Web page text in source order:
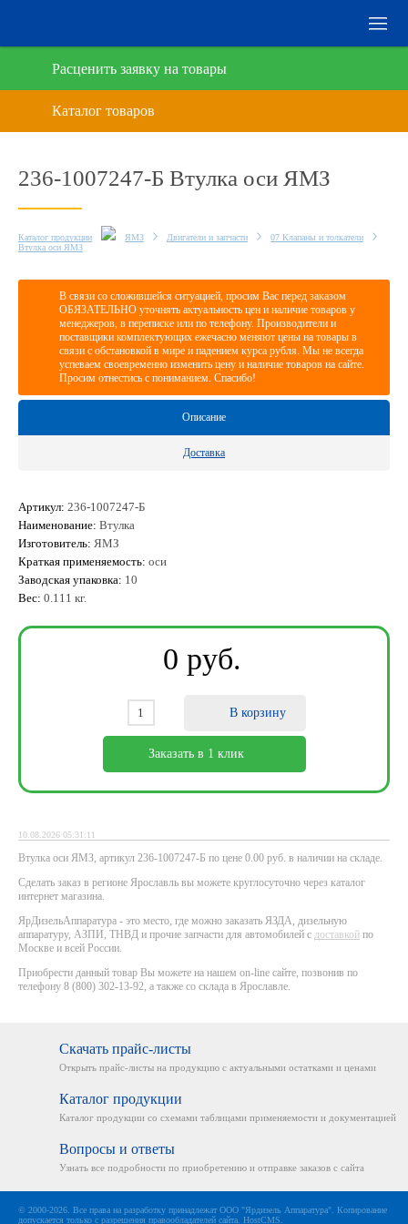
Расценить заявку на товары
236-1007247-Б Втулка оси ЯМЗ
Каталог продукции ЯМЗ Двигатели и запчасти
07 Клапаны и толкатели
Втулка оси ЯМЗ
В связи со сложившейся ситуацией, просим Вас перед заказом
ОБЯЗАТЕЛЬНО уточнять актуальность цен и наличие товаров у
менеджеров, в переписке или по телефону. Производители и
поставщики комплектующих ежечасно меняют цены на товары в
связи с обстановкой в мире и падением курса рубля. Мы не всегда
успеваем своевременно изменить цену и наличие товаров на сайте.
Просим отнестись с пониманием. Спасибо!
Описание
Доставка
Артикул: 236-1007247-Б
Наименование: Втулка
Изготовитель: ЯМЗ
Краткая применяемость: оси
Заводская упаковка: 10
Вес: 0.111 кг.
0 руб.
В корзину
Заказать в 1 клик
10.08.2026 05:31:11
Втулка оси ЯМЗ, артикул 236-1007247-Б по цене 0.00 руб. в наличии на складе.
Сделать заказ в регионе Ярославль вы можете круглосуточно через каталог
интернет магазина.
ЯрДизельАппаратура - это место, где можно заказать ЯЗДА, дизельную
аппаратуру, АЗПИ, ТНВД и прочие запчасти для автомобилей с доставкой по
Москве и всей России.
Приобрести данный товар Вы можете на нашем on-line сайте, позвонив по
телефону 8 (800) 302-13-92, а также со склада в Ярославле.
Скачать прайс-листы
Открыть прайс-листы на продукцию с актуальными остатками и ценами
Каталог продукции
Каталог продукции со схемами таблицами применяемости и документацией
Вопросы и ответы
Узнать все подробности по приобретению и отправке заказов с сайта
© 2000-2026. Все права на разработку принадлежат ООО "Ярдизель Аппаратура". Копирование
допускается только с разрешения правообладателей сайта. HostCMS